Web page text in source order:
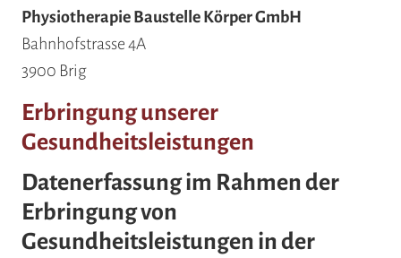
Physiotherapie Baustelle Körper GmbH
Bahnhofstrasse 4A
3900 Brig
Erbringung unserer
Gesundheitsleistungen
Datenerfassung im Rahmen der
Erbringung von
Gesundheitsleistungen in der